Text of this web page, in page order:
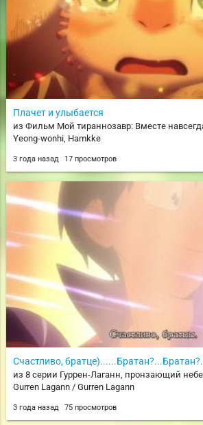
Плачет и улыбается
из Фильм Мой тираннозавр: Вместе
Yeong-wonhi, Hamkke
3 года назад 17 просмотров
Счастливо,
из 8 серии Гуррен-Лаганн, пронзающий
Gurren Lagann / Gurren Lagann
3 года назад 75 просмотров